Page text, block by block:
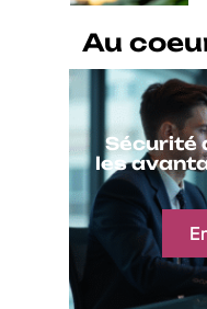
Au
Sécurité
les